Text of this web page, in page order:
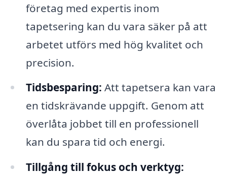
företag med expertis inom
tapetsering kan du vara säker på att
arbetet utförs med hög kvalitet och
precision.
Tidsbesparing: Att tapetsera kan vara
en tidskrävande uppgift. Genom att
överlåta jobbet till en professionell
kan du spara tid och energi.
Tillgång till fokus och verktyg: